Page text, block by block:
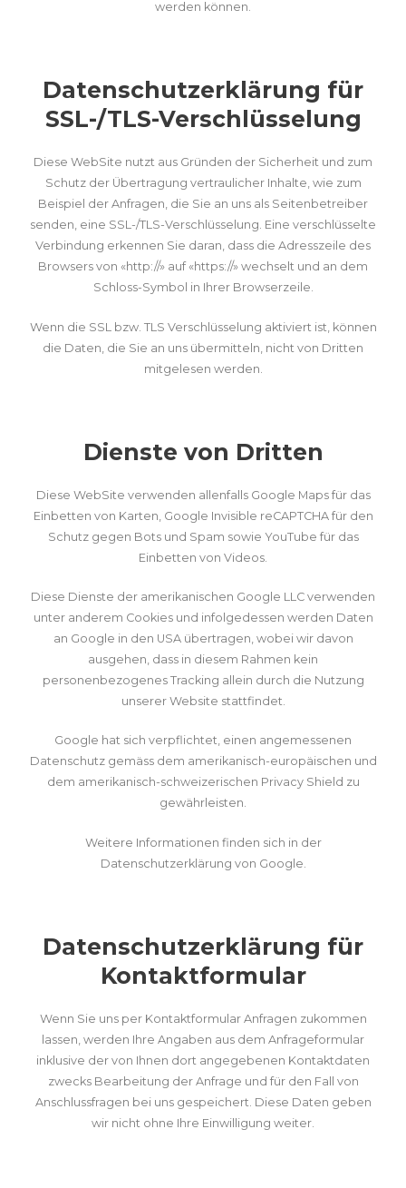
werden können.
Datenschutzerklärung für
SSL-/TLS-Verschlüsselung
Diese WebSite nutzt aus Gründen der Sicherheit und zum
Schutz der Übertragung vertraulicher Inhalte, wie zum
Beispiel der Anfragen, die Sie an uns als Seitenbetreiber
senden, eine SSL-/TLS-Verschlüsselung. Eine verschlüsselte
Verbindung erkennen Sie daran, dass die Adresszeile des
Browsers von «http://» auf «https://» wechselt und an dem
Schloss-Symbol in Ihrer Browserzeile.
Wenn die SSL bzw. TLS Verschlüsselung aktiviert ist, können
die Daten, die Sie an uns übermitteln, nicht von Dritten
mitgelesen werden.
Dienste von Dritten
Diese WebSite verwenden allenfalls Google Maps für das
Einbetten von Karten, Google Invisible reCAPTCHA für den
Schutz gegen Bots und Spam sowie YouTube für das
Einbetten von Videos.
Diese Dienste der amerikanischen Google LLC verwenden
unter anderem Cookies und infolgedessen werden Daten
an Google in den USA übertragen, wobei wir davon
ausgehen, dass in diesem Rahmen kein
personenbezogenes Tracking allein durch die Nutzung
unserer Website stattfindet.
Google hat sich verpflichtet, einen angemessenen
Datenschutz gemäss dem amerikanisch-europäischen und
dem amerikanisch-schweizerischen Privacy Shield zu
gewährleisten.
Weitere Informationen finden sich in der
Datenschutzerklärung von Google
Datenschutzerklärung für
Kontaktformular
Wenn Sie uns per Kontaktformular Anfragen zukommen
lassen, werden Ihre Angaben aus dem Anfrageformular
inklusive der von Ihnen dort angegebenen Kontaktdaten
zwecks Bearbeitung der Anfrage und für den Fall von
Anschlussfragen bei uns gespeichert. Diese Daten geben
wir nicht ohne Ihre Einwilligung weiter.